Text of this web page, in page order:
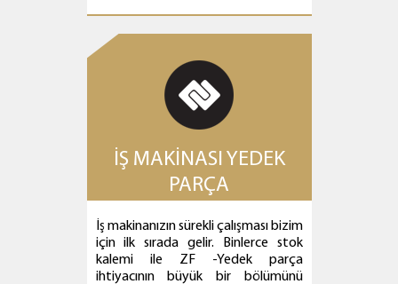
İŞ MAKİNASI YEDEK
PARÇA
İş makinanızın sürekli çalışması bizim
için ilk sırada gelir. Binlerce stok
kalemi ile ZF -Yedek parça
ihtiyacının büyük bir bölümünü